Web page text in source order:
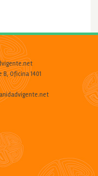
Oficina 1401